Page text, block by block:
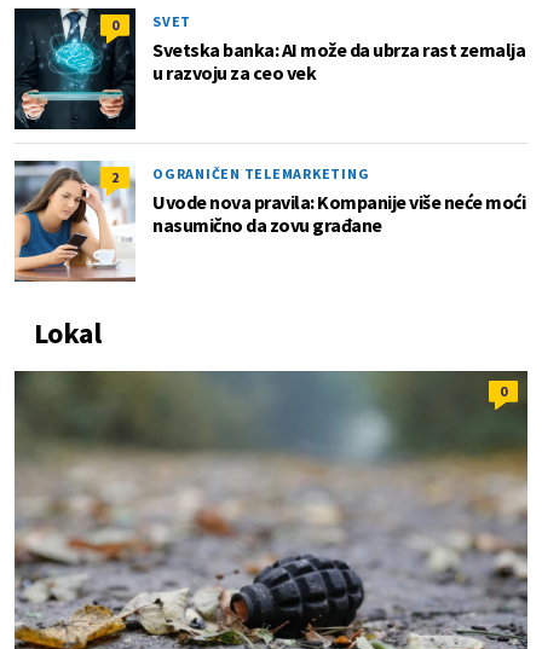
0 SVET
Svetska banka: AI može da ubrza rast zemalja
u razvoju za ceo vek
2 OGRANIČEN TELEMARKETING
Uvode nova pravila: Kompanije više neće moći
nasumično da zovu građane
Lokal
0